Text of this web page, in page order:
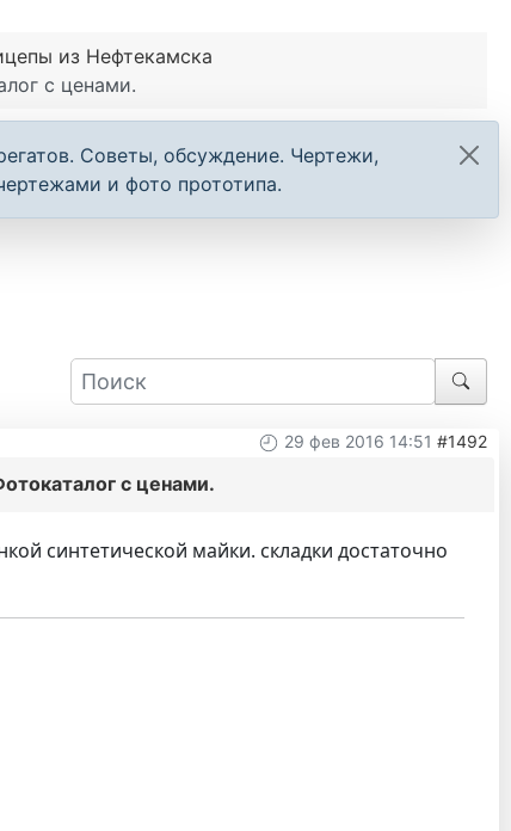
из Нефтекамска
с ценами.
Советы, обсуждение. Чертежи,
и фото прототипа.
29 фев 2016 14:51 #1492
с ценами.
синтетической майки. складки достаточно